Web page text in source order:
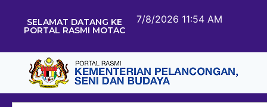
SELAMAT DATANG KE
PORTAL RASMI MOTAC
7/8/2026 11:54 AM